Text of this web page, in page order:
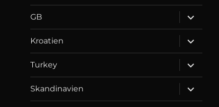
menu
GB
expand
child
menu
Kroatien
expand
child
menu
Turkey
expand
child
menu
Skandinavien
expand
child
menu